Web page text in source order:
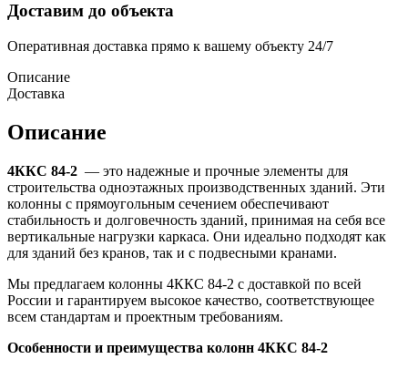
Доставим до объекта
Оперативная доставка прямо к вашему объекту 24/7
Описание
Доставка
Описание
4ККС 84-2 — это надежные и прочные элементы для
строительства одноэтажных производственных зданий. Эти
колонны с прямоугольным сечением обеспечивают
стабильность и долговечность зданий, принимая на себя все
вертикальные нагрузки каркаса. Они идеально подходят как
для зданий без кранов, так и с подвесными кранами.
Мы предлагаем колонны 4ККС 84-2 с доставкой по всей
России и гарантируем высокое качество, соответствующее
всем стандартам и проектным требованиям.
Особенности и преимущества колонн 4ККС 84-2